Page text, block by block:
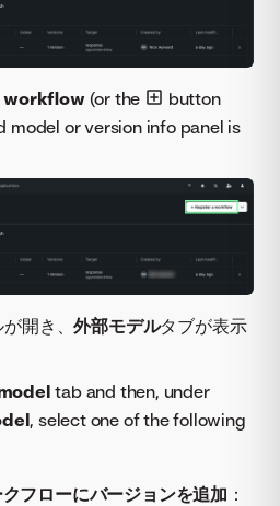
workflow (or the
button
model or version info panel is
が開き、外部モデルタブが表示
tab and then, under
, select one of the following
フローにバージョンを追加 ：